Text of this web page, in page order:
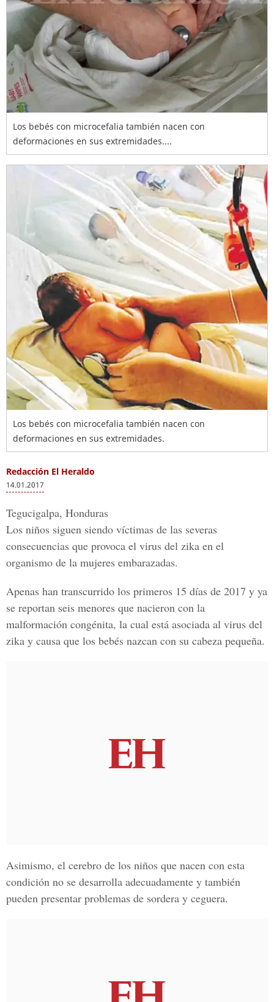
Los bebés con microcefalia también nacen con
deformaciones en sus extremidades....
Los bebés con microcefalia también nacen con
deformaciones en sus extremidades.
Redacción El Heraldo
14.01.2017
Tegucigalpa, Honduras
Los niños siguen siendo víctimas de las severas
consecuencias que provoca el virus del zika en el
organismo de la mujeres embarazadas.
Apenas han transcurrido los primeros 15 días de 2017 y ya
se reportan seis menores que nacieron con la
malformación congénita, la cual está asociada al virus del
zika y causa que los bebés nazcan con su cabeza pequeña.
Asimismo, el cerebro de los niños que nacen con esta
condición no se desarrolla adecuadamente y también
pueden presentar problemas de sordera y ceguera.